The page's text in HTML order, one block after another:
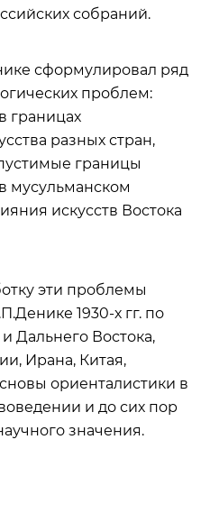
собраний.
сформулировал ряд
проблем:
границах
разных стран,
границы
мусульманском
искусств Востока
эти проблемы
1930-х гг. по
Дальнего Востока,
Ирана, Китая,
ориенталистики в
и до сих пор
значения.